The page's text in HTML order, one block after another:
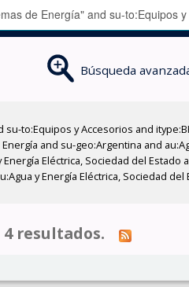
Búsqueda
to:Equipos y Accesorios and
and su-geo:Argentina and
Eléctrica, Sociedad del
y Energía Eléctrica, Sociedad
resultados.